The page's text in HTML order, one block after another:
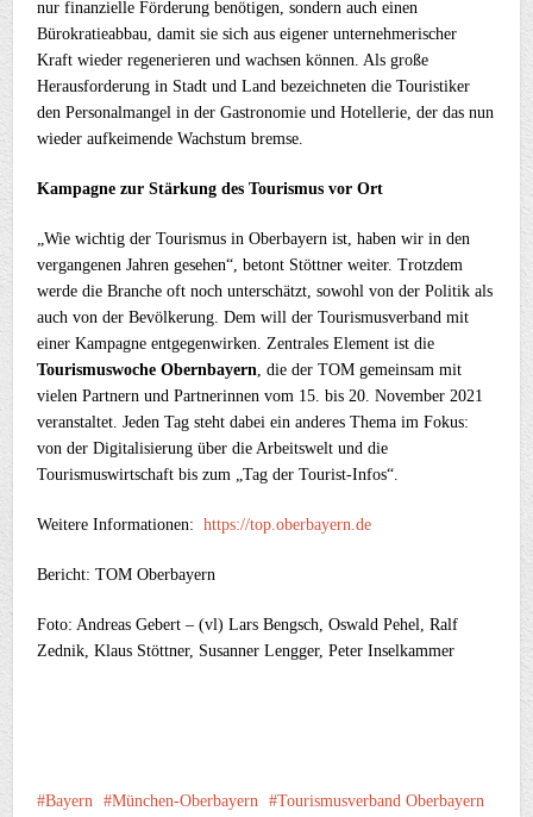
nur finanzielle Förderung benötigen, sondern auch einen
Bürokratieabbau, damit sie sich aus eigener unternehmerischer
Kraft wieder regenerieren und wachsen können. Als große
Herausforderung in Stadt und Land bezeichneten die Touristiker
den Personalmangel in der Gastronomie und Hotellerie, der das nun
wieder aufkeimende Wachstum bremse.
Kampagne zur Stärkung des Tourismus vor Ort
„Wie wichtig der Tourismus in Oberbayern ist, haben wir in den
vergangenen Jahren gesehen“, betont Stöttner weiter. Trotzdem
werde die Branche oft noch unterschätzt, sowohl von der Politik als
auch von der Bevölkerung. Dem will der Tourismusverband mit
einer Kampagne entgegenwirken. Zentrales Element ist die
Tourismuswoche Obernbayern, die der TOM gemeinsam mit
vielen Partnern und Partnerinnen vom 15. bis 20. November 2021
veranstaltet. Jeden Tag steht dabei ein anderes Thema im Fokus:
von der Digitalisierung über die Arbeitswelt und die
Tourismuswirtschaft bis zum „Tag der Tourist-Infos“.
Weitere Informationen:https://top.oberbayern.de
Bericht: TOM Oberbayern
Foto: Andreas Gebert – (vl) Lars Bengsch, Oswald Pehel, Ralf
Zednik, Klaus Stöttner, Susanner Lengger, Peter Inselkammer
Bayern München-Oberbayern
Tourismusverband Oberbayern